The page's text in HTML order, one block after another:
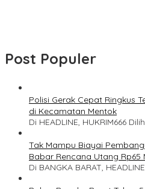
Post Populer
Polisi Gerak Cepat Ringkus
di Kecamatan Mentok
Di HEADLINE, HUKRIM666
Tak Mampu Biayai
Babar Rencana Utang Rp65
Di BANGKA BARAT, HEADLINE